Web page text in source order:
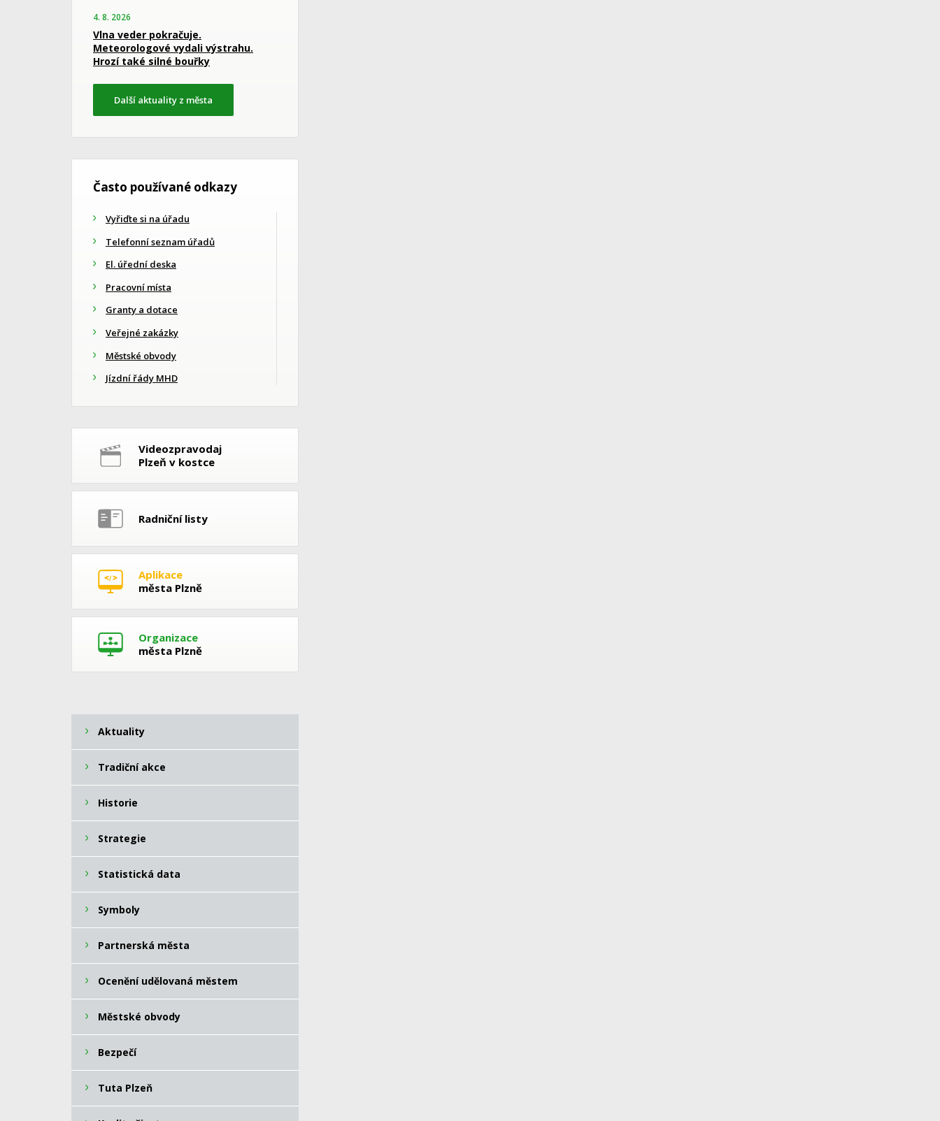
4. 8. 2026
Vlna veder pokračuje.
Meteorologové vydali výstrahu.
Hrozí také silné bouřky
Další aktuality z města
Často používané odkazy
Vyřiďte si na úřadu
Telefonní seznam úřadů
El. úřední deska
Pracovní místa
Granty a dotace
Veřejné zakázky
Městské obvody
Jízdní řády MHD
Videozpravodaj
Plzeň v kostce
Radniční listy
Aplikace
města Plzně
Organizace
města Plzně
Aktuality
Tradiční akce
Historie
Strategie
Statistická data
Symboly
Partnerská města
Ocenění udělovaná městem
Městské obvody
Bezpečí
Tuta Plzeň